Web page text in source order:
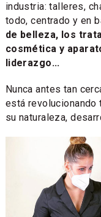
industria: talleres,
todo, centrado y en
de belleza, los
cosmética y
liderazgo...
Nunca antes tan
está revolucionando
su naturaleza,